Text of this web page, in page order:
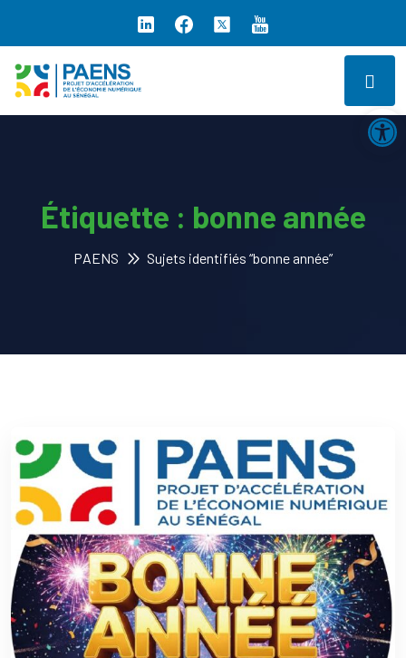
Étiquette : bonne année
PAENS Sujets identifiés “bonne année”